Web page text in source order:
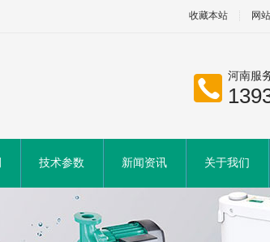
收藏本站 网
河南服
技术参数 新闻资讯 关于我们